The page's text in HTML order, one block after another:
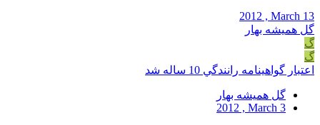
2012 , March 13
گل همیشه بهار
گ
گ
اعتبار گواهينامه رانندگي 10 ساله شد
گل همیشه بهار
2012 , March 3